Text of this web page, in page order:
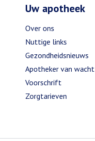
Uw apotheek
Over ons
Nuttige links
Gezondheidsnieuws
Apotheker van wacht
Voorschrift
Zorgtarieven